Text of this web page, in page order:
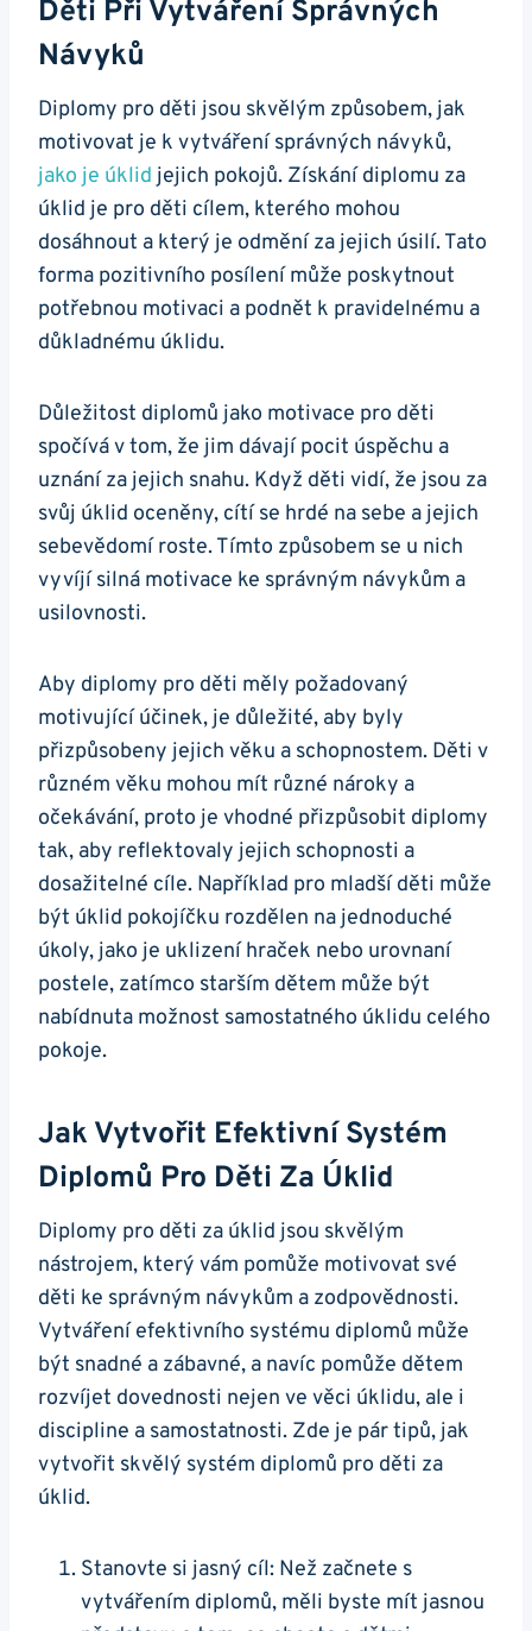
Děti Při Vytváření Správných
Návyků
Diplomy pro děti jsou skvělým způsobem, jak
motivovat je k vytváření správných návyků,
jako je úklid jejich pokojů. Získání diplomu za
úklid je pro děti cílem, kterého mohou
dosáhnout a který je odmění za jejich úsilí. Tato
forma pozitivního posílení může poskytnout
potřebnou motivaci a podnět k pravidelnému a
důkladnému úklidu.
Důležitost diplomů jako motivace pro děti
spočívá v tom, že jim dávají pocit úspěchu a
uznání za jejich snahu. Když děti vidí, že jsou za
svůj úklid oceněny, cítí se hrdé na sebe a jejich
sebevědomí roste. Tímto způsobem se u nich
vyvíjí silná motivace ke správným návykům a
usilovnosti.
Aby diplomy pro děti měly požadovaný
motivující účinek, je důležité, aby byly
přizpůsobeny jejich věku a schopnostem. Děti v
různém věku mohou mít různé nároky a
očekávání, proto je vhodné přizpůsobit diplomy
tak, aby reflektovaly jejich schopnosti a
dosažitelné cíle. Například pro mladší děti může
být úklid pokojíčku rozdělen na jednoduché
úkoly, jako je uklizení hraček nebo urovnaní
postele, zatímco starším dětem může být
nabídnuta možnost samostatného úklidu celého
pokoje.
Jak Vytvořit Efektivní Systém
Diplomů Pro Děti Za Úklid
Diplomy pro děti za úklid jsou skvělým
nástrojem, který vám pomůže motivovat své
děti ke správným návykům a zodpovědnosti.
Vytváření efektivního systému diplomů může
být snadné a zábavné, a navíc pomůže dětem
rozvíjet dovednosti nejen ve věci úklidu, ale i
discipline a samostatnosti. Zde je pár tipů, jak
vytvořit skvělý systém diplomů pro děti za
úklid.
Stanovte si jasný cíl: Než začnete s
vytvářením diplomů, měli byste mít jasnou